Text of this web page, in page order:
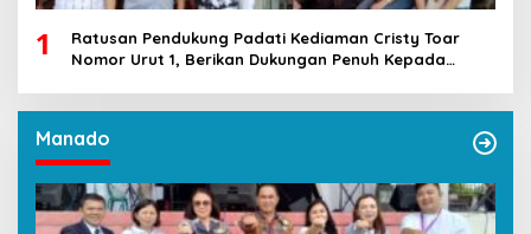
1
Ratusan Pendukung Padati Kediaman Cristy Toar
Nomor Urut 1, Berikan Dukungan Penuh Kepada
Manado